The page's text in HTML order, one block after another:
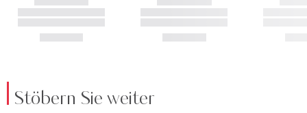
Stöbern Sie weiter